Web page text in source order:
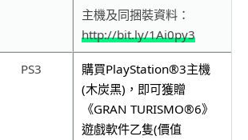
主機及同捆裝資料：
http://bit.ly/1Ai0py3
PS3 購買PlayStation®3主機
(木炭黑) ，即可獲贈
《GRAN TURISMO®6》
遊戲軟件乙隻(價值